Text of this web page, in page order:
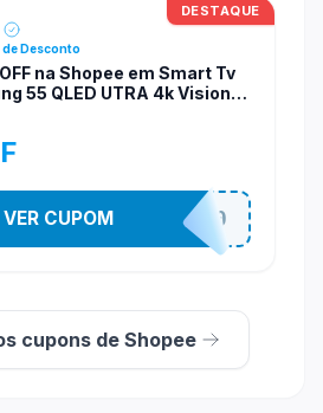
DESTAQUE
Desconto
na Shopee em Smart Tv
55 QLED UTRA 4k Vision
TV100
VER CUPOM
cupons de Shopee